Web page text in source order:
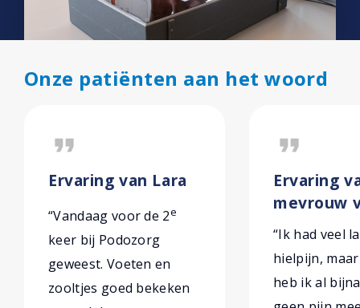
Onze patiënten aan het woord
format_quote
Ervaring van Lara
“Vandaag voor de 2e
keer bij Podozorg
geweest. Voeten en
zooltjes goed bekeken
format_quote
Ervaring
mevrouw
“Ik had veel
hielpijn,
heb ik al